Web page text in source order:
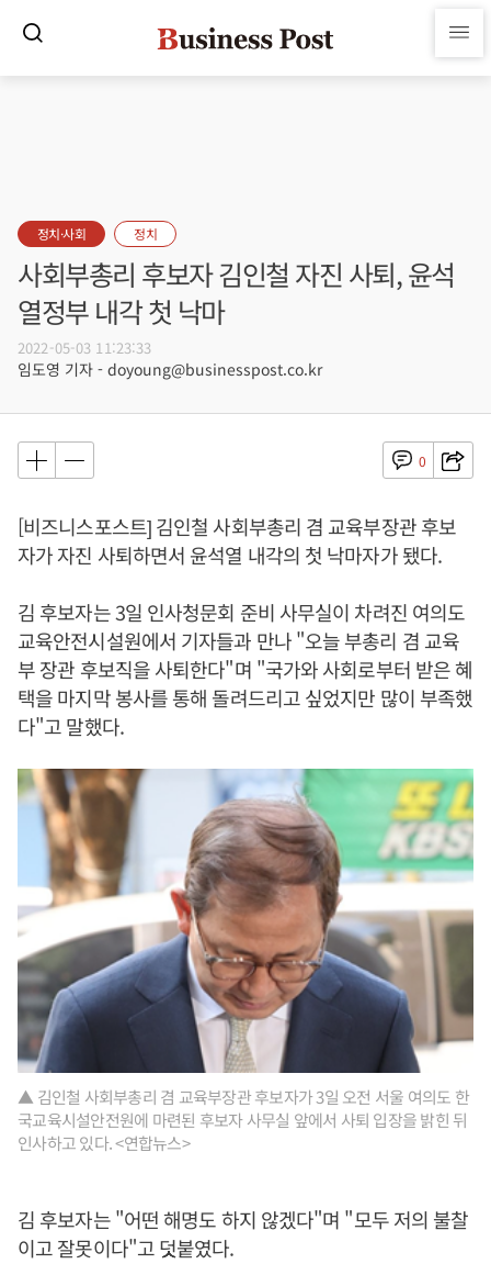
정치·사회 정치
사회부총리 후보자 김인철 자진 사퇴, 윤석
열정부 내각 첫 낙마
2022-05-03 11:23:33
임도영 기자 - doyoung@businesspost.co.kr
0
[비즈니스포스트] 김인철 사회부총리 겸 교육부장관 후보
자가 자진 사퇴하면서 윤석열 내각의 첫 낙마자가 됐다.
김 후보자는 3일 인사청문회 준비 사무실이 차려진 여의도
교육안전시설원에서 기자들과 만나 "오늘 부총리 겸 교육
부 장관 후보직을 사퇴한다"며 "국가와 사회로부터 받은 혜
택을 마지막 봉사를 통해 돌려드리고 싶었지만 많이 부족했
다"고 말했다.
▲ 김인철 사회부총리 겸 교육부장관 후보자가 3일 오전 서울 여의도 한
국교육시설안전원에 마련된 후보자 사무실 앞에서 사퇴 입장을 밝힌 뒤
인사하고 있다. <연합뉴스>
김 후보자는 "어떤 해명도 하지 않겠다"며 "모두 저의 불찰
이고 잘못이다"고 덧붙였다.